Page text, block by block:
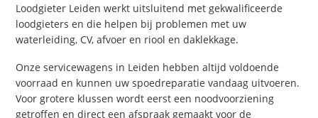
Loodgieter Leiden werkt uitsluitend met gekwalificeerde
loodgieters en die helpen bij problemen met uw
waterleiding, CV, afvoer en riool en daklekkage.
Onze servicewagens in Leiden hebben altijd voldoende
voorraad en kunnen uw spoedreparatie vandaag uitvoeren.
Voor grotere klussen wordt eerst een noodvoorziening
getroffen en direct een afspraak gemaakt voor de